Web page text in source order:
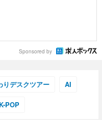
Sponsored by
りデスクツアー AI
K-POP